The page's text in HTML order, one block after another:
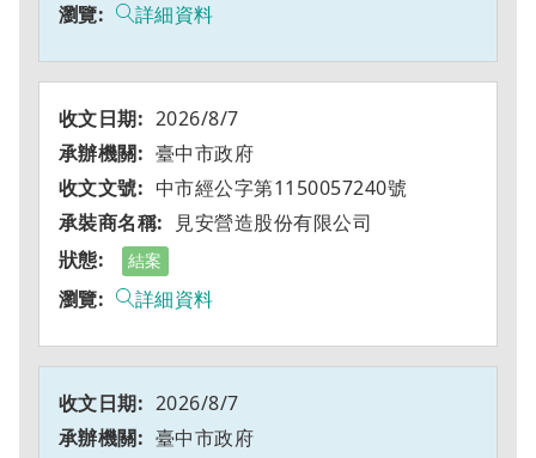
詳細資料
2026/8/7
臺中市政府
中市經公字第1150057240號
見安營造股份有限公司
結案
詳細資料
2026/8/7
臺中市政府